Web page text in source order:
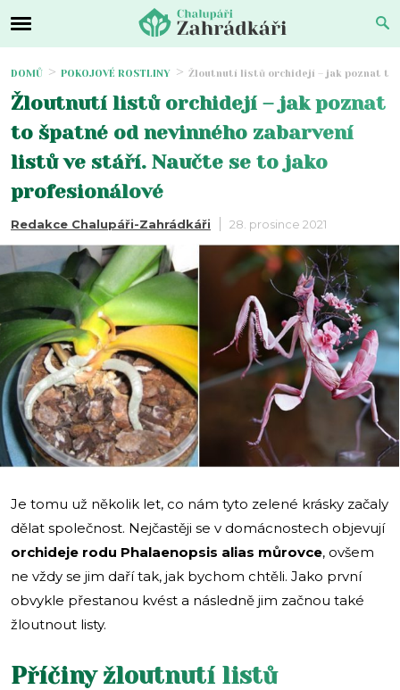
DOMŮ POKOJOVÉ ROSTLINY Žloutnutí listů orchidejí – jak poznat to
Žloutnutí listů orchidejí – jak poznat
to špatné od nevinného zabarvení
listů ve stáří. Naučte se to jako
profesionálové
Redakce Chalupáři-Zahrádkáři 28. prosince 2021
Je tomu už několik let, co nám tyto zelené krásky začaly
dělat společnost. Nejčastěji se v domácnostech objevují
orchideje rodu Phalaenopsis alias můrovce, ovšem
ne vždy se jim daří tak, jak bychom chtěli. Jako první
obvykle přestanou kvést a následně jim začnou také
žloutnout listy.
Příčiny žloutnutí listů